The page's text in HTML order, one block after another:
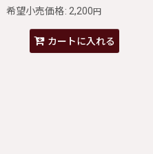
希望小売価格: 2,200円
カートに入れる